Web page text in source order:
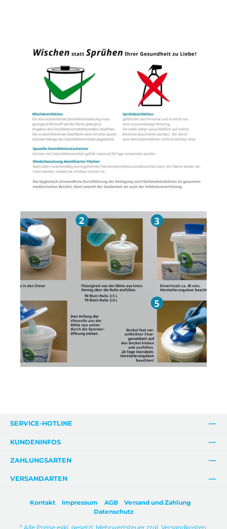
SERVICE-HOTLINE
KUNDENINFOS
ZAHLUNGSARTEN
VERSANDARTEN
Kontakt Impressum AGB
Versand und Zahlung
Datenschutz
* Alle Preise exkl. gesetzl. Mehrwertsteuer zzgl. Versandkosten.